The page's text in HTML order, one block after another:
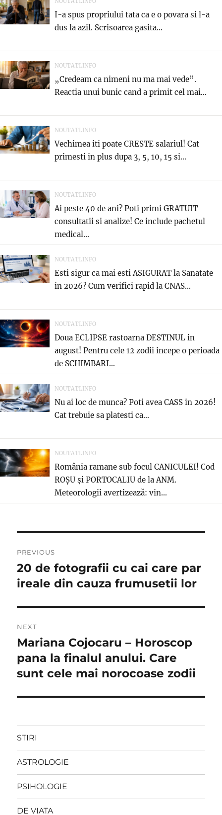
I-a spus propriului tata ca e o povara si l-a
dus la azil. Scrisoarea gasita...
NOUTATI.INFO
„Credeam ca nimeni nu ma mai vede”.
Reactia unui bunic cand a primit cel mai...
NOUTATI.INFO
Vechimea iti poate CRESTE salariul! Cat
primesti in plus dupa 3, 5, 10, 15 si...
NOUTATI.INFO
Ai peste 40 de ani? Poti primi GRATUIT
consultatii si analize! Ce include pachetul
medical...
NOUTATI.INFO
Esti sigur ca mai esti ASIGURAT la Sanatate
in 2026? Cum verifici rapid la CNAS...
NOUTATI.INFO
Doua ECLIPSE rastoarna DESTINUL in
august! Pentru cele 12 zodii incepe o perioada
de SCHIMBARI...
NOUTATI.INFO
Nu ai loc de munca? Poti avea CASS in 2026!
Cat trebuie sa platesti ca...
NOUTATI.INFO
România ramane sub focul CANICULEI! Cod
ROȘU și PORTOCALIU de la ANM.
Meteorologii avertizează: vin...
în
articole
PREVIOUS
Previous
post:
20 de fotografii cu cai care par
ireale din cauza frumusetii lor
NEXT
Next
post:
Mariana Cojocaru – Horoscop
pana la finalul anului. Care
sunt cele mai norocoase zodii
STIRI
ASTROLOGIE
PSIHOLOGIE
DE VIATA